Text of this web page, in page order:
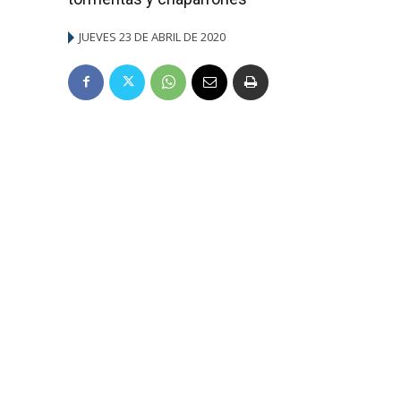
JUEVES 23 DE ABRIL DE 2020